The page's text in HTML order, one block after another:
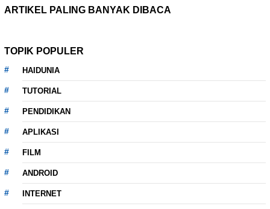
ARTIKEL PALING BANYAK DIBACA
TOPIK POPULER
HAIDUNIA
TUTORIAL
PENDIDIKAN
APLIKASI
FILM
ANDROID
INTERNET